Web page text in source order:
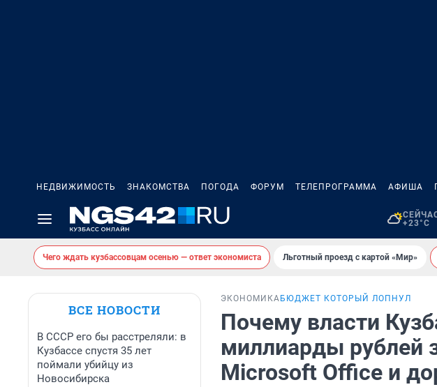
НЕДВИЖИМОСТЬ ЗНАКОМСТВА ПОГОДА ФОРУМ ТЕЛЕПРОГРАММА АФИША
+23°C
Чего ждать кузбассовцам осенью — ответ экономиста Льготный проезд с картой «Мир»
ВСЕ НОВОСТИ
В СССР его бы расстреляли: в
Кузбассе спустя 35 лет
поймали убийцу из
Новосибирска
ЭКОНОМИКА БЮДЖЕТ КОТОРЫЙ ЛОПНУЛ
Почему власти
миллиарды рублей
Microsoft Office и